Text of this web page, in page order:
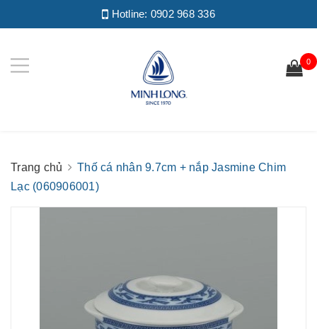
Hotline: 0902 968 336
0
Trang chủ
Thố cá nhân 9.7cm + nắp Jasmine Chim
Lạc (060906001)